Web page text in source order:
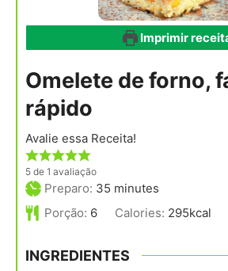
Imprimir
Omelete de forno,
rápido
Avalie essa Receita!
5 de 1 avaliação
Preparo: 35minutes
minutes
Porção: 6 Calories: 295kcal
INGREDIENTES